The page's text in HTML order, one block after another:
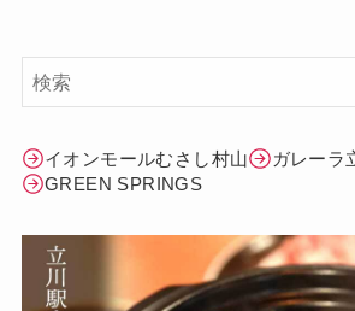
イオンモールむさし村山
ガレーラ
GREEN SPRINGS